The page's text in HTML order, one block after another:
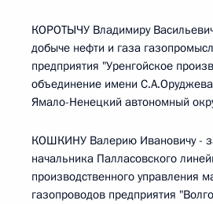
КОРОТЫЧУ Владимиру
добыче нефти и газа
предприятия "Уренгойское
объединение имени
Ямало-Ненецкий автономный
КОШКИНУ Валерию Ивановичу -
начальника Палласовского
производственного управления
газопроводов предприятия